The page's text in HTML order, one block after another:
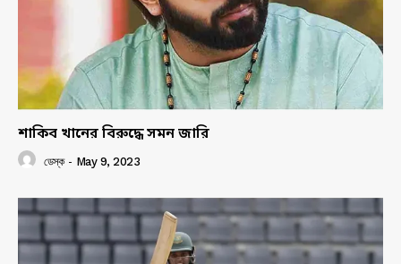
শাকিব খানের বিরুদ্ধে সমন জারি
ডেস্ক - May 9, 2023